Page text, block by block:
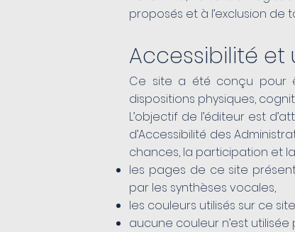
proposés et à l’exclusion de
Accessibilité et
Ce site a été conçu pour
dispositions physiques,
L’objectif de l’éditeur est
d’Accessibilité des
chances, la participation et
les pages de ce site
par les synthèses vocales,
les couleurs utilisés sur ce
aucune couleur n’est